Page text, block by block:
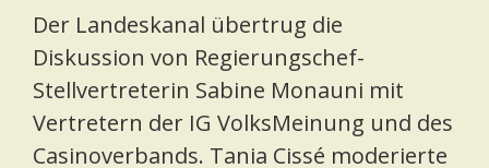
Der Landeskanal übertrug die
Diskussion von Regierungschef-
Stellvertreterin Sabine Monauni mit
Vertretern der IG VolksMeinung und des
Casinoverbands. Tania Cissé moderierte